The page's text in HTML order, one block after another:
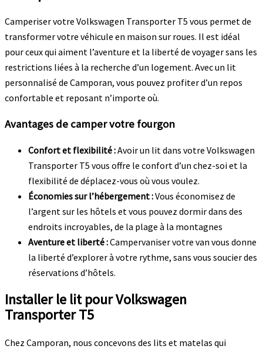
Camperiser votre Volkswagen Transporter T5 vous permet de
transformer votre véhicule en maison sur roues. Il est idéal
pour ceux qui aiment l’aventure et la liberté de voyager sans les
restrictions liées à la recherche d’un logement. Avec un lit
personnalisé de Camporan, vous pouvez profiter d’un repos
confortable et reposant n’importe où.
Avantages de camper votre fourgon
Confort et flexibilité :Avoir un lit dans votre Volkswagen
Transporter T5 vous offre le confort d’un chez-soi et la
flexibilité de déplacez-vous où vous voulez.
Économies sur l’hébergement :Vous économisez de
l’argent sur les hôtels et vous pouvez dormir dans des
endroits incroyables, de la plage à la montagnes
Aventure et liberté :Campervaniser votre van vous donne
la liberté d’explorer à votre rythme, sans vous soucier des
réservations d’hôtels.
Installer le lit pour Volkswagen
Transporter T5
Chez Camporan, nous concevons des lits et matelas qui